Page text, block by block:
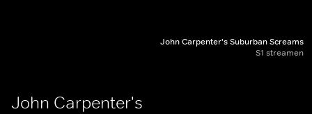
John Carpenter's Suburban Screams
S1 streamen
John Carpenter's